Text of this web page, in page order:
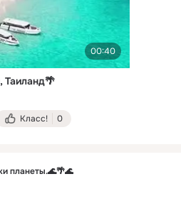
00:40
Таиланд🌴
Класс! 0
планеты.🌊🌴🌊